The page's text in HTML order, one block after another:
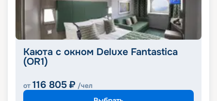
Каюта с окном Deluxe Fantastica
(OR1)
от 116 805 ₽ /чел